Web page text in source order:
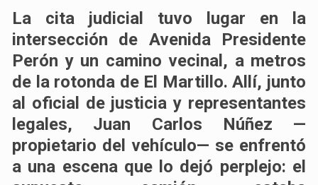
La cita judicial tuvo lugar en la
intersección de Avenida Presidente
Perón y un camino vecinal, a metros
de la rotonda de El Martillo. Allí, junto
al oficial de justicia y representantes
legales, Juan Carlos Núñez —
propietario del vehículo— se enfrentó
a una escena que lo dejó perplejo: el